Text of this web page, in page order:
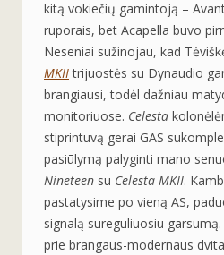
kitą vokiečių gamintoją –
ruporais, bet Acapella buvo
Neseniai sužinojau, kad
MKIItrijuostės su Dynaudio
brangiausi, todėl dažniau
monitoriuose. Celesta
stiprintuvą gerai GAS
pasiūlymą palyginti mano
Nineteen su Celesta MKII.
pastatysime po vieną AS,
signalą sureguliuosiu garsumą.
prie brangaus-modernaus